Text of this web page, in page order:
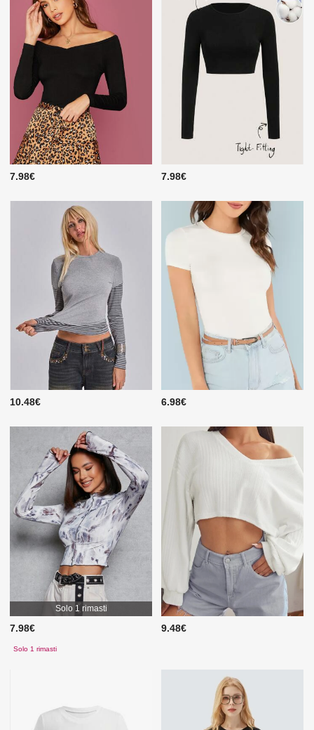
7.98€ 7.98€
10.48€ 6.98€
Solo 1 rimasti
7.98€
Solo 1 rimasti
9.48€